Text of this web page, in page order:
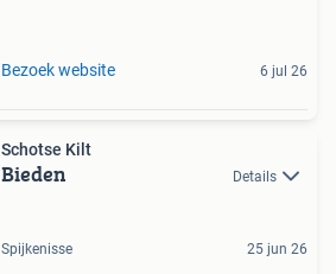
Bezoek website 6 jul 26
Schotse Kilt
Bieden Details
Spijkenisse 25 jun 26